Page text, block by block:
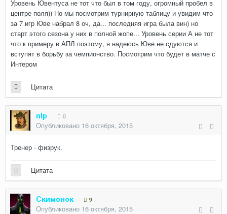
Уровень Ювентуса не тот что был в том году, огромный пробел в
центре поля)) Но мы посмотрим турнирную таблицу и увидим что
за 7 игр Юве набрал 8 оч, да... последняя игра была вин) но
старт этого сезона у них в полной жопе... Уровень серии А не тот
что к примеру в АПЛ поэтому, я надеюсь Юве не сдуются и
вступят в борьбу за чемпионство. Посмотрим что будет в матче с
Интером
Цитата
nlp 0
Опубликовано 16 октября, 2015
Тренер - физрук.
Цитата
Скимонок 9
Опубликовано 16 октября, 2015